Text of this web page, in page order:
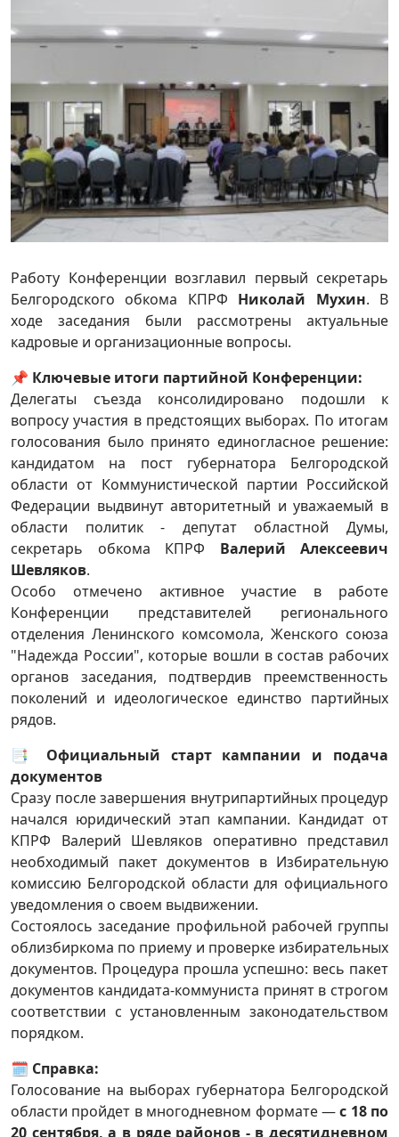
Работу Конференции возглавил первый секретарь
Белгородского обкома КПРФ Николай Мухин. В
ходе заседания были рассмотрены актуальные
кадровые и организационные вопросы.
📌 Ключевые итоги партийной Конференции:
Делегаты съезда консолидировано подошли к
вопросу участия в предстоящих выборах. По итогам
голосования было принято единогласное решение:
кандидатом на пост губернатора Белгородской
области от Коммунистической партии Российской
Федерации выдвинут авторитетный и уважаемый в
области политик - депутат областной Думы,
секретарь обкома КПРФ Валерий Алексеевич
Шевляков.
Особо отмечено активное участие в работе
Конференции представителей регионального
отделения Ленинского комсомола, Женского союза
"Надежда России", которые вошли в состав рабочих
органов заседания, подтвердив преемственность
поколений и идеологическое единство партийных
рядов.
📑 Официальный старт кампании и подача
документов
Сразу после завершения внутрипартийных процедур
начался юридический этап кампании. Кандидат от
КПРФ Валерий Шевляков оперативно представил
необходимый пакет документов в Избирательную
комиссию Белгородской области для официального
уведомления о своем выдвижении.
Состоялось заседание профильной рабочей группы
облизбиркома по приему и проверке избирательных
документов. Процедура прошла успешно: весь пакет
документов кандидата-коммуниста принят в строгом
соответствии с установленным законодательством
порядком.
🗓 Справка:
Голосование на выборах губернатора Белгородской
области пройдет в многодневном формате —с 18 по
20 сентября, а в ряде районов - в десятидневном